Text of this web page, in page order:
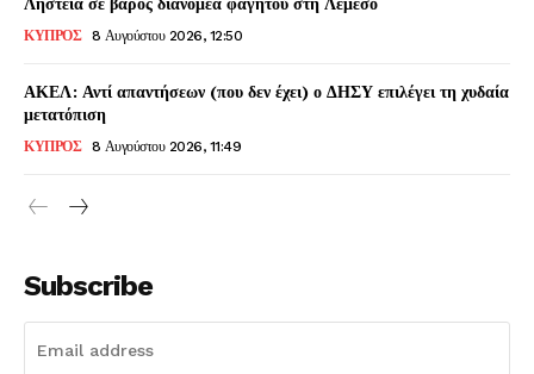
ΚΥΠΡΟΣ 8 Αυγούστου 2026, 12:50
ΑΚΕΛ: Αντί απαντήσεων (που δεν έχει) ο ΔΗΣΥ επιλέγει τη χυδαία
μετατόπιση
ΚΥΠΡΟΣ 8 Αυγούστου 2026, 11:49
Subscribe